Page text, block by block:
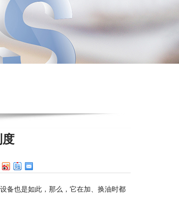
也是如此，那么，它在加、换油时都